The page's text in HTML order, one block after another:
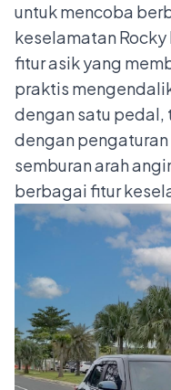
untuk mencoba
keselamatan
fitur asik yang
praktis
dengan satu pedal,
dengan
semburan arah
berbagai fitur